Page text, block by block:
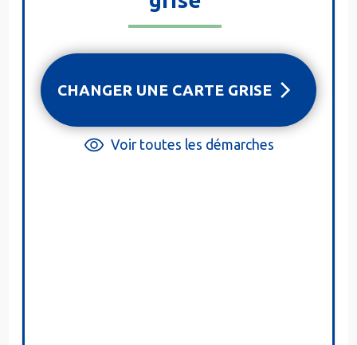
CHANGER UNE CARTE GRISE
Voir toutes les démarches